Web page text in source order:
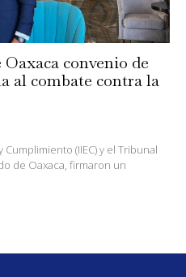
convenio de
al combate contra la
(IIEC) y el Tribunal
de Oaxaca, firmaron un